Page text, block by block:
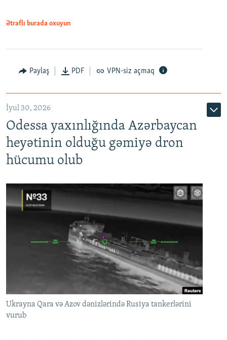
Ətraflı burada oxuyun
Paylaş PDF VPN-siz açmaq
İyul 30, 2026
Odessa yaxınlığında Azərbaycan
heyətinin olduğu gəmiyə dron
hücumu olub
Ukrayna Qara və Azov dənizlərində Rusiya tankerlərini
vurub